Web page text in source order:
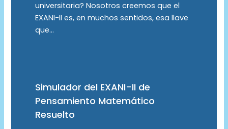
universitaria? Nosotros creemos que el
EXANI-II es, en muchos sentidos, esa llave
que…
Simulador del EXANI-II de
Pensamiento Matemático
Resuelto